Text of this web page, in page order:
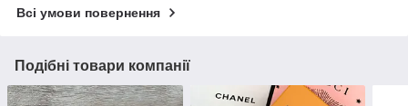
Всі умови повернення
Подібні товари компанії